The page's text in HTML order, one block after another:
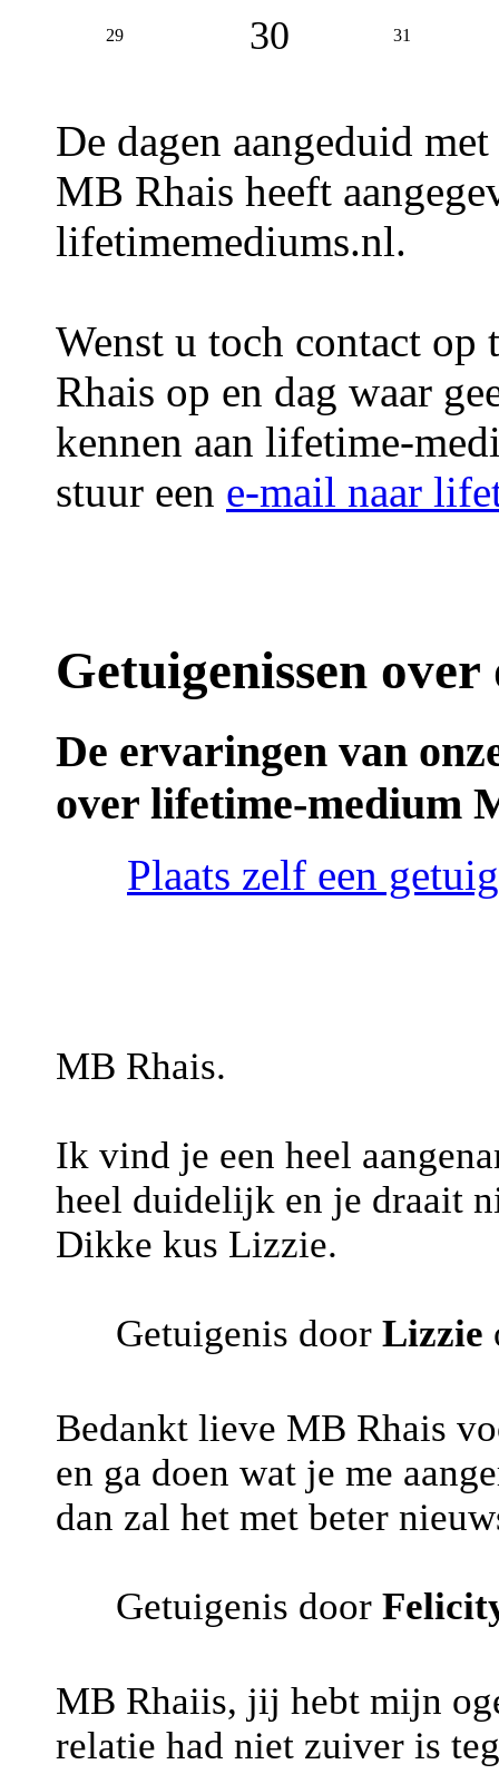
29 30 31
De dagen aangeduid
MB Rhais heeft
lifetimemediums.nl.
Wenst u toch contact
Rhais op en dag waar
kennen aan lifetime-
stuur een e-mail naar
Getuigenissen
De ervaringen van
over lifetime-medium
Plaats zelf een
MB Rhais.
Ik vind je een heel
heel duidelijk en je draait
Dikke kus Lizzie.
Getuigenis door Lizzie
Bedankt lieve MB Rhais
en ga doen wat je me
dan zal het met beter
Getuigenis door
MB Rhaiis, jij hebt mijn
relatie had niet zuiver is